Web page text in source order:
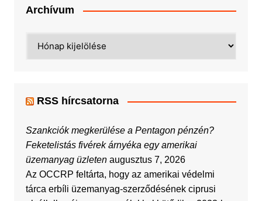
Archívum
RSS hírcsatorna
Szankciók megkerülése a Pentagon pénzén?
Feketelistás fivérek árnyéka egy amerikai
üzemanyag üzleten augusztus 7, 2026
Az OCCRP feltárta, hogy az amerikai védelmi
tárca erbíli üzemanyag-szerződésének ciprusi